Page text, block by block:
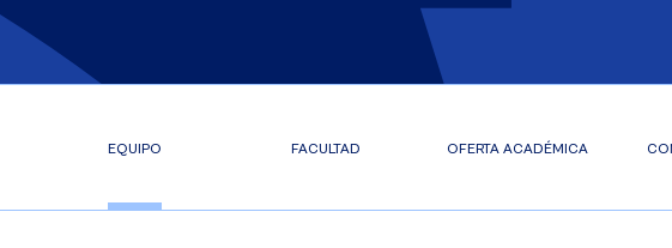
EQUIPO FACULTAD OFERTA ACADÉMICA